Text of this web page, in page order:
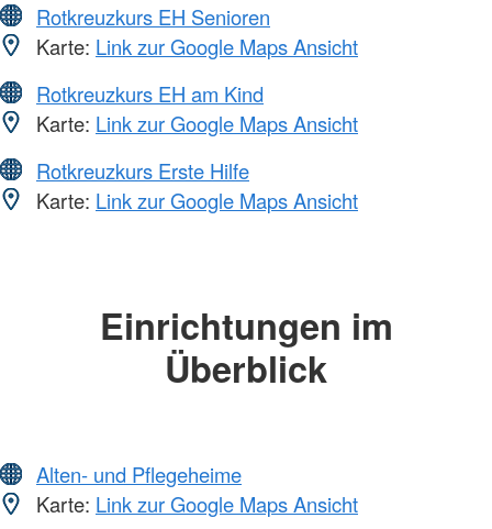
Rotkreuzkurs EH Senioren
Karte: Link zur Google Maps Ansicht
Rotkreuzkurs EH am Kind
Karte: Link zur Google Maps Ansicht
Rotkreuzkurs Erste Hilfe
Karte: Link zur Google Maps Ansicht
Einrichtungen im
Überblick
Alten- und Pflegeheime
Karte: Link zur Google Maps Ansicht